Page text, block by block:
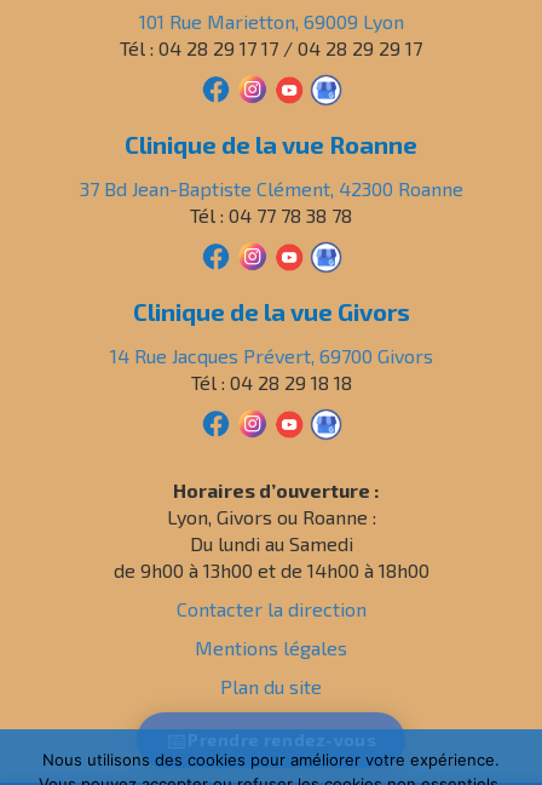
101 Rue Marietton, 69009 Lyon
Tél : 04 28 29 17 17 / 04 28 29 29 17
Clinique de la vue Roanne
37 Bd Jean-Baptiste Clément, 42300 Roanne
Tél : 04 77 78 38 78
Clinique de la vue Givors
14 Rue Jacques Prévert, 69700 Givors
Tél : 04 28 29 18 18
Horaires d’ouverture :
Lyon, Givors ou Roanne :
Du lundi au Samedi
de 9h00 à 13h00 et de 14h00 à 18h00
Contacter la direction
Mentions légales
Plan du site
Politique de confidentialité
Nous utilisons des cookies pour améliorer votre expérience.